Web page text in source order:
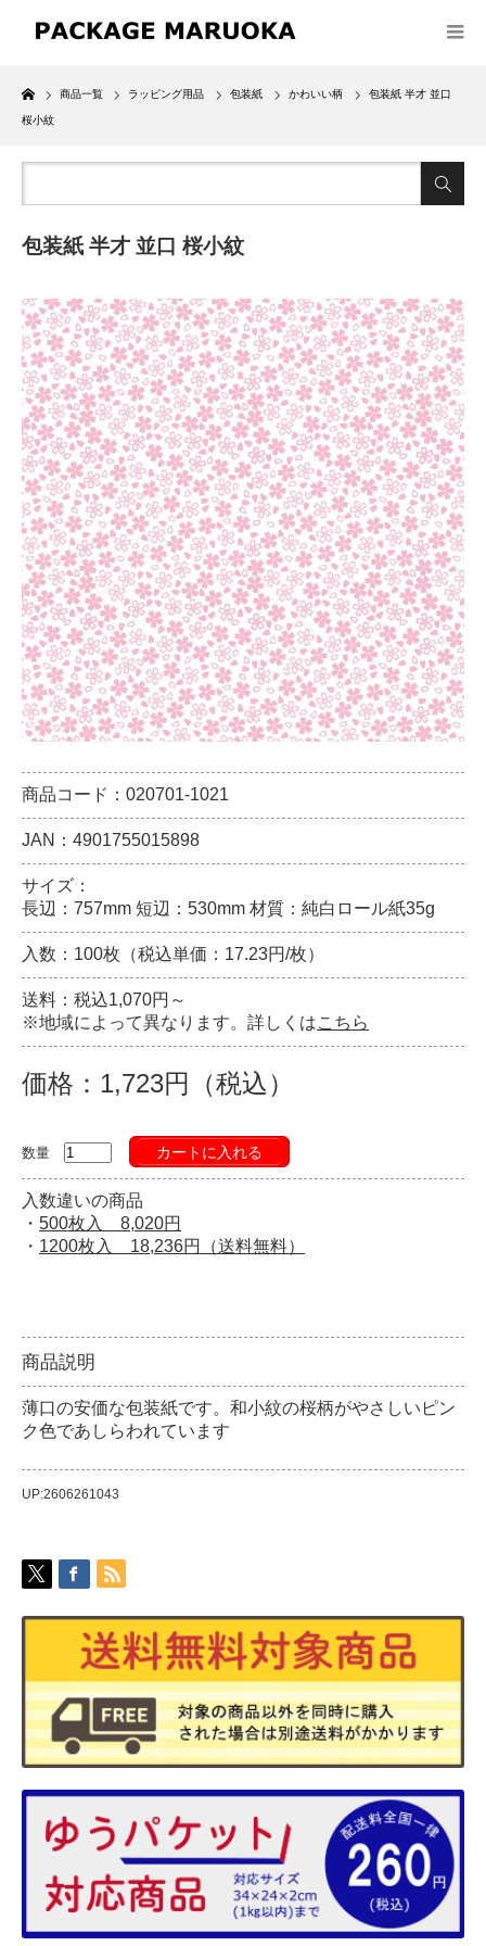
Home
商品一覧 ラッピング用品 包装紙 かわいい柄 包装紙 半才 並口
桜小紋
包装紙 半才 並口 桜小紋
商品コード：020701-1021
JAN：4901755015898
サイズ：
長辺：757mm 短辺：530mm 材質：純白ロール紙35g
入数：100枚（税込単価：17.23円/枚）
送料：税込1,070円～
※地域によって異なります。詳しくはこちら
価格：1,723円（税込）
数量 カートに入れる
入数違いの商品
・ 500枚入 8,020円
・ 1200枚入 18,236円（送料無料）
商品説明
薄口の安価な包装紙です。和小紋の桜柄がやさしいピン
ク色であしらわれています
UP:2606261043